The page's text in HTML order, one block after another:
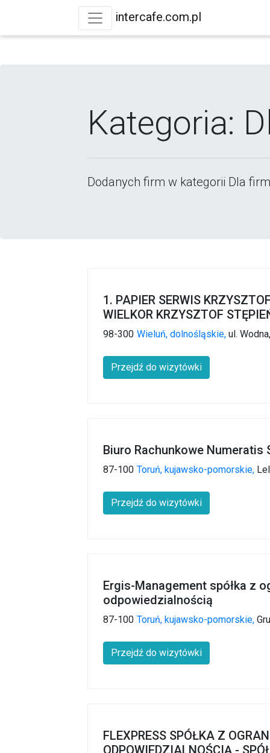
intercafe.com.pl
Kategoria:
Dodanych firm w kategorii Dla
1. PAPIER SERWIS
WIELKOR KRZYSZTOF
98-300 Wieluń, dolnośląskie, ul. Wodna,
Przejdź do wizytówki
Biuro Rachunkowe Numeratis
87-100 Toruń, kujawsko-pomorskie,
Przejdź do wizytówki
Ergis-Management spółka z
odpowiedzialnością
87-100 Toruń, kujawsko-pomorskie,
Przejdź do wizytówki
FLEXPRESS SPÓŁKA Z
ODPOWIEDZIALNOŚCIĄ -